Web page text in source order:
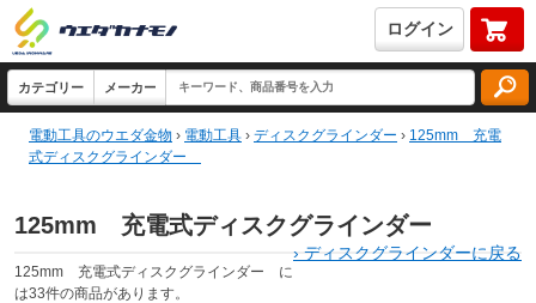
ログイン
電動工具のウエダ金物 › 電動工具 › ディスクグラインダー › 125mm 充電
式ディスクグラインダー
125mm 充電式ディスクグラインダー
› ディスクグラインダーに戻る
125mm 充電式ディスクグラインダー に
は33件の商品があります。